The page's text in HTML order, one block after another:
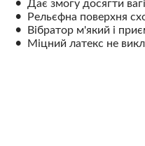
Дає змогу досягти
Рельєфна поверхня
Вібратор м'який і
Міцний латекс не